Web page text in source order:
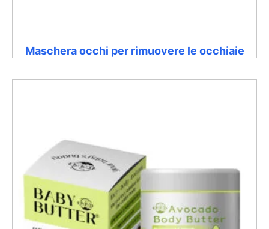
Maschera occhi per rimuovere le occhiaie